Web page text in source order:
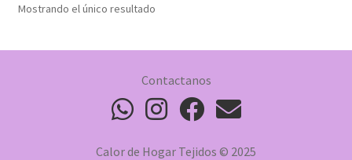
Mostrando el único resultado
Contactanos
Calor de Hogar Tejidos © 2025